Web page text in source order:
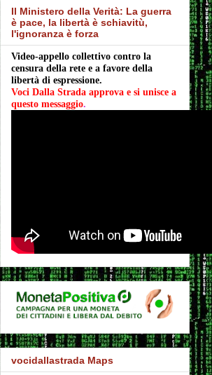
Il Ministero della Verità: La guerra
è pace, la libertà è schiavitù,
l'ignoranza è forza
Video-appello collettivo contro la
censura della rete e a favore della
libertà di espressione.
Voci Dalla Strada approva e si unisce a
questo messaggio.
vocidallastrada Maps